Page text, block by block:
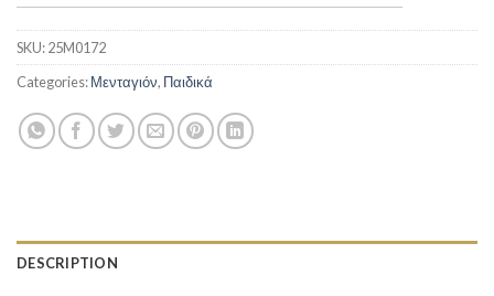
SKU:25M0172
Categories:Μενταγιόν, Παιδικά
DESCRIPTION